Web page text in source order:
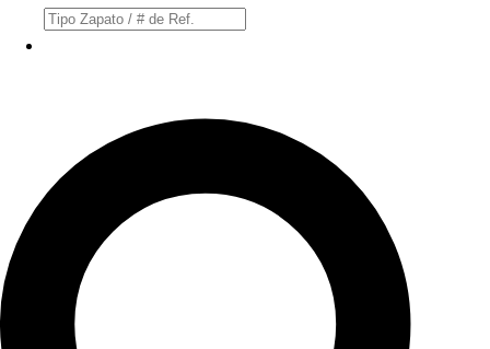
Búsqueda